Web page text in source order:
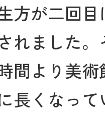
方が二回
れました
間より美
長くなっ